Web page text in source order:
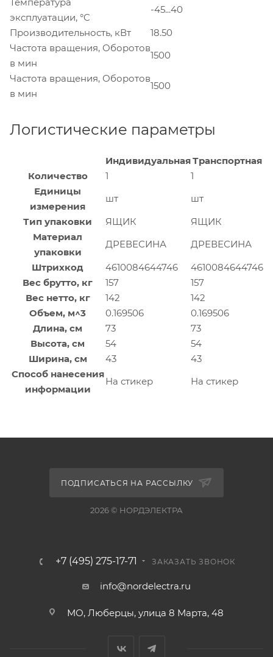
эксплуатации, °C
-45...40
Производительность, кВт
18.50
Частота вращения, Оборотов
в мин
1500
Частота вращения, Оборотов
в мин
1500
Логистические параметры
ИндивидуальнаяТранспортная
Количество
1
1
Единицы
измерения
шт
шт
Тип упаковки
ЯЩИК
ЯЩИК
Материал
упаковки
ДРЕВЕСИНА
ДРЕВЕСИНА
Штрихкод
4610084644746
4610084644746
Вес брутто, кг
157
157
Вес нетто, кг
142
142
Объем, м^3
0.169506
0.169506
Длина, см
73
73
Высота, см
54
54
Ширина, см
43
43
Способ нанесения
информации
На стикер На стикер
ПОДПИСАТЬСЯ НА РАССЫЛКУ
2026 © НОРДЭЛЕКТРА
+7 (495) 275-17-71 ЗАКАЗАТЬ ЗВОНОК
info@nordelectra.ru
МО, Люберцы, улица 8 Марта, 48